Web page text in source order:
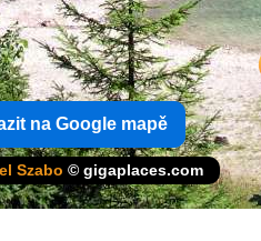
na Google mapě
Szabo © gigaplaces.com